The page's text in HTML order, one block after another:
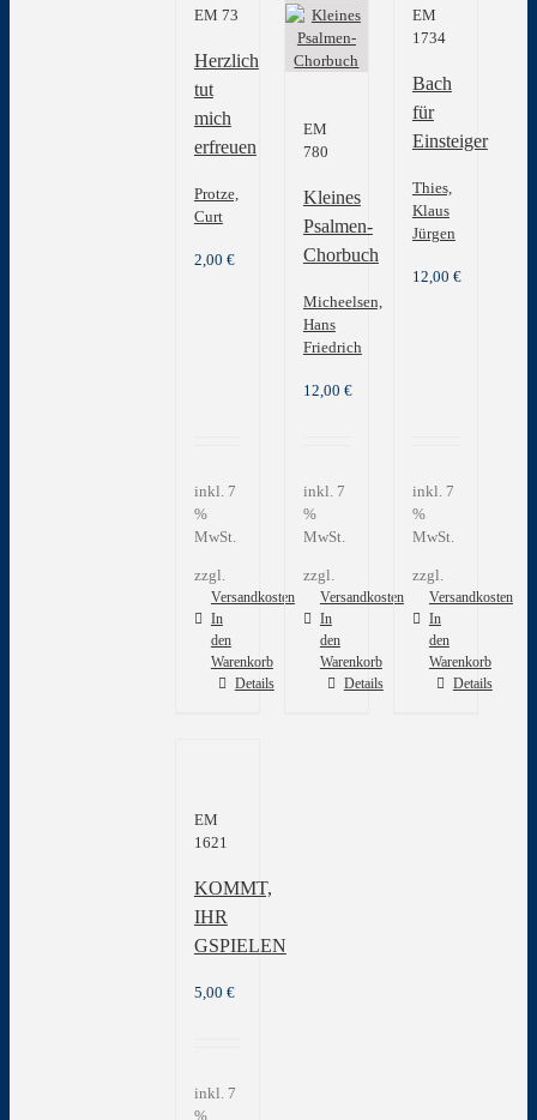
EM 73
Herzlich
tut
mich
erfreuen
Protze,
Curt
2,00 €
inkl. 7
%
MwSt.
zzgl.
Versandkosten
In
den
Warenkorb
Details
EM
780
Kleines
Psalmen-
Chorbuch
Micheelsen,
Hans
Friedrich
12,00 €
inkl. 7
%
MwSt.
zzgl.
Versandkosten
In
den
Warenkorb
Details
EM
1734
Bach
für
Einsteiger
Thies,
Klaus
Jürgen
12,00 €
inkl. 7
%
MwSt.
zzgl.
Versandkosten
In
den
Warenkorb
Details
EM
1621
KOMMT,
IHR
GSPIELEN
5,00 €
inkl. 7
%